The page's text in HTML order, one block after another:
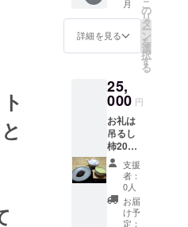
②
吊るし
柿（長
20
個
10,000
円
ま
た、ご
要望が
をさせ
ていた
だきま
す。 ご
提供期
間は
2023年
1月から
12月ま
でで
す。
柿は長
良柿ま
たは蜂
谷柿で
作り出
をご用
意しま
す。
ただ
し、今
年の柿
の成り
具合に
よって
出来上
がる時
期がズ
月
詳細を見る
こ
の
リ
タ
ー
ン
を
選
択
す
る
25,
000 円
お礼は
吊るし
柿20個
と吊る
し柿作
り体験
（10
個）プ
ラス農
支援
者：
0人
お届
け予
定：